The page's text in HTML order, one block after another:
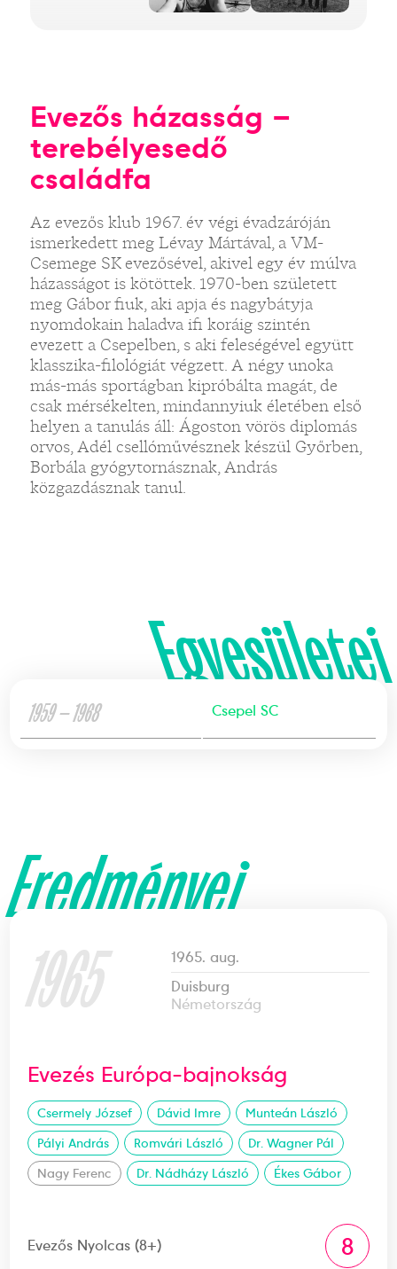
Evezős házasság –
terebélyesedő
családfa
Az evezős klub 1967. év végi évadzáróján
ismerkedett meg Lévay Mártával, a VM-
Csemege SK evezősével, akivel egy év múlva
házasságot is kötöttek. 1970-ben született
meg Gábor fiuk, aki apja és nagybátyja
nyomdokain haladva ifi koráig szintén
evezett a Csepelben, s aki feleségével együtt
klasszika-filológiát végzett. A négy unoka
más-más sportágban kipróbálta magát, de
csak mérsékelten, mindannyiuk életében első
helyen a tanulás áll: Ágoston vörös diplomás
orvos, Adél csellóművésznek készül Győrben,
Borbála gyógytornásznak, András
közgazdásznak tanul.
Egyesületei
1959 — 1968 Csepel SC
Eredményei
1965
1965. aug.
Duisburg
Németország
Evezés Európa-bajnokság
Csermely József Dávid Imre
Munteán László
Pályi András
Romvári László
Dr. Wagner Pál
Nagy Ferenc
Dr. Nádházy László Ékes Gábor
Evezős Nyolcas (8+) 8